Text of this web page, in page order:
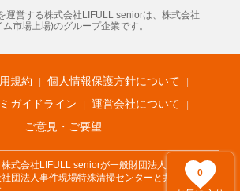
0
ビス
専門売却査定 不動産投資 アドバイザー
家バンク 家賃相場 不動産会社
まちむすび
お役立ち情報
LIFULL HOME'S PRESS
産データ 不動産転職
運営する株式会社LIFULL seniorは、株式会社
市場上場)のグループ企業です。
規約
個人情報保護方針について
ガイドライン
運営会社について
ご意見・ご要望
式会社LIFULL seniorが一般財団法人遺品整理士
団法人事件現場特殊清掃センターと共同でサービ